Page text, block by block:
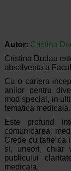
Autor: Cristina
Cristina Dudau
absolventa a
Cu o cariera
anilor pentru
mod special, in
tematica medicala.
Este profund
comunicarea
Crede cu tarie ca
si, uneori, chiar
publicului
medicala.